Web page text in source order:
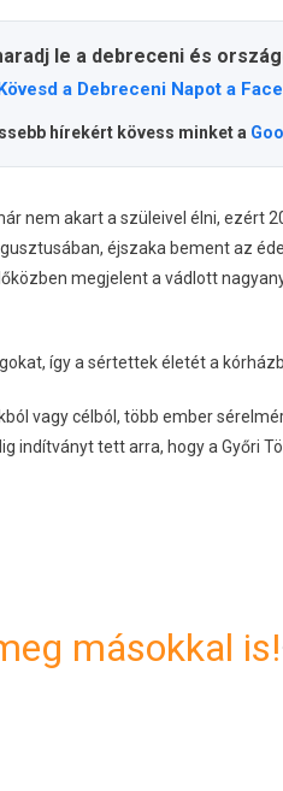
le a debreceni és
a Debreceni Napot a
hírekért kövess minket a
nem akart a szüleivel élni, ezért
éjszaka bement az
megjelent a vádlott
így a sértettek életét a
vagy célból, több ember
indítványt tett arra, hogy a Győri
másokkal is!